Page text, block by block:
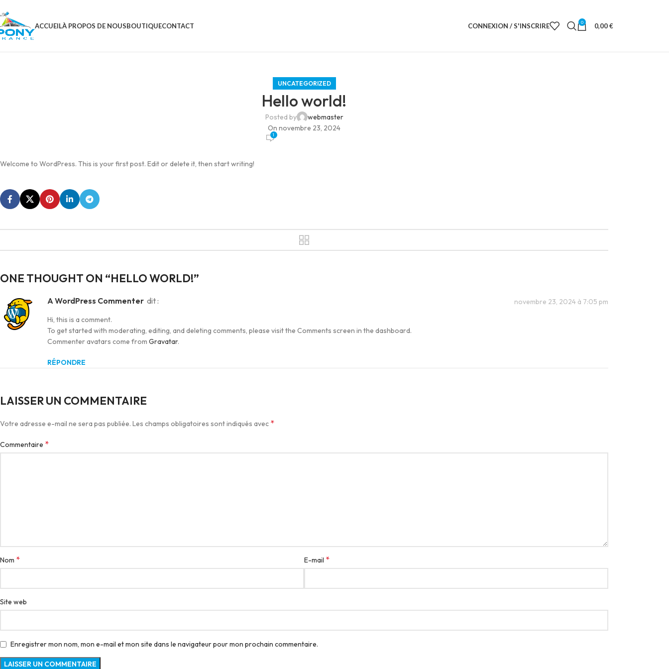
ACCUEILÀ PROPOS DE NOUSBOUTIQUECONTACT CONNEXION / S'INSCRIRE 0 0,00€
UNCATEGORIZED
Hello world!
Posted by
webmaster
On novembre 23, 2024
1
Welcome to WordPress. This is your first post. Edit or delete it, then start writing!
ONE THOUGHT ON “HELLO WORLD!”
A WordPress Commenter dit :
novembre 23, 2024 à 7:05 pm
Hi, this is a comment.
To get started with moderating, editing, and deleting comments, please visit the Comments screen in the dashboard.
Commenter avatars come from Gravatar.
RÉPONDRE
LAISSER UN COMMENTAIRE
Votre adresse e-mail ne sera pas publiée. Les champs obligatoires sont indiqués avec *
Commentaire *
Nom * E-mail *
Site web
Enregistrer mon nom, mon e-mail et mon site dans le navigateur pour mon prochain commentaire.